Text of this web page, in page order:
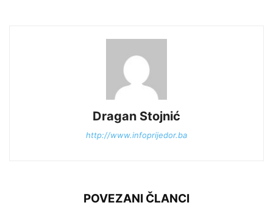
Dragan Stojnić
http://www.infoprijedor.ba
POVEZANI ČLANCI